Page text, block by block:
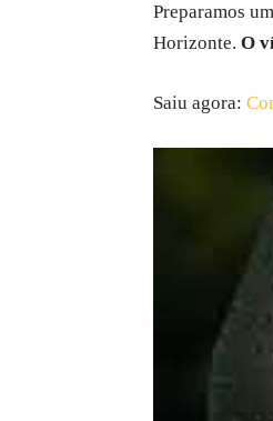
Preparamos
Horizonte. O
Saiu agora: